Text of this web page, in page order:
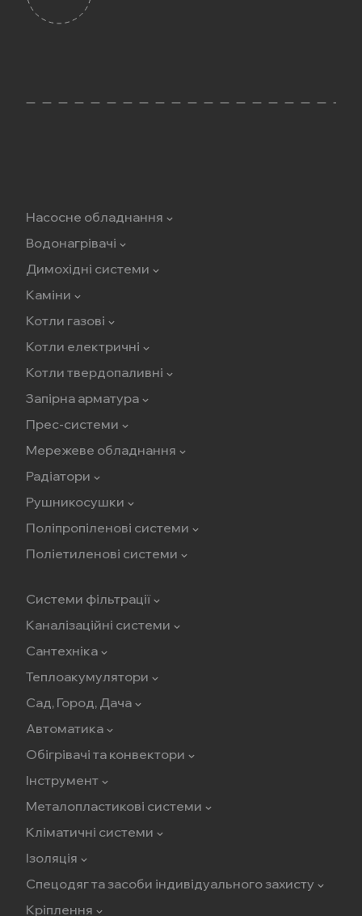
Насосне обладнання
Водонагрівачі
Димохідні системи
Каміни
Котли газові
Котли електричні
Котли твердопаливні
Запірна арматура
Прес-системи
Мережеве обладнання
Радіатори
Рушникосушки
Поліпропіленові системи
Поліетиленові системи
Системи фільтрації
Каналізаційні системи
Сантехніка
Теплоакумулятори
Сад, Город, Дача
Автоматика
Обігрівачі та конвектори
Інструмент
Металопластикові системи
Кліматичні системи
Ізоляція
Спецодяг та засоби індивідуального захисту
Кріплення